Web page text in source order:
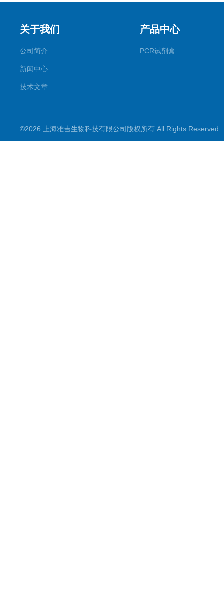
关于我们
公司简介
新闻中心
技术文章
产品中心
PCR试剂盒
©2026 上海雅吉生物科技有限公司版权所有 All Rights